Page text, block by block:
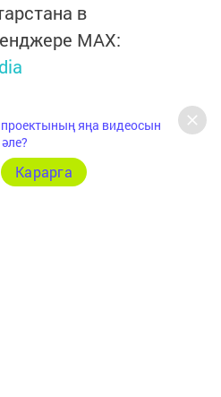
в
MАХ:
яңа видеосын
Карарга